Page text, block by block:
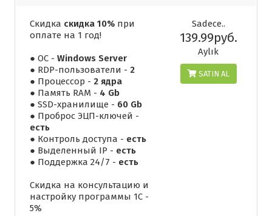
Скидка скидка 10% при
оплате на 1 год!
● ОС - Windows Server
● RDP-пользователи - 2
● Процессор - 2 ядра
● Память RAM - 4 Gb
● SSD-хранилище - 60 Gb
● Проброс ЭЦП-ключей -
есть
● Контроль доступа - есть
● Выделенный IP - есть
● Поддержка 24/7 - есть
Скидка на консультацию и
настройку программы 1С -
5%
Sadece..
139.99руб.
Aylık
SATIN AL